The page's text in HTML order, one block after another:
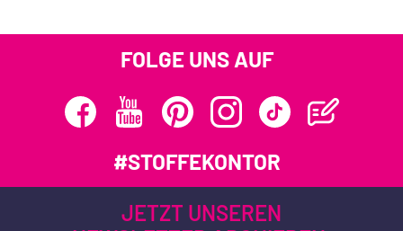
FOLGE UNS AUF
#STOFFEKONTOR
JETZT UNSEREN